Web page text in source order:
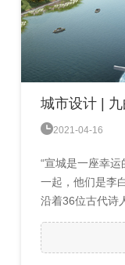
城市设计 |
2021-04-16
“宣城是一座幸
一起，他们是李
沿着36位古代诗
时（汉置宛陵县